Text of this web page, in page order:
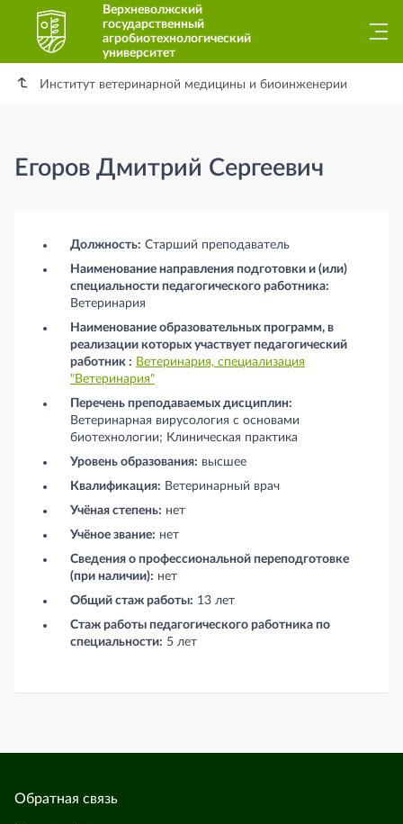
Верхневолжский
государственный
агробиотехнологический
университет
Институт ветеринарной медицины и биоинженерии
Егоров Дмитрий Сергеевич
Егоров Дмитрий Сергеевич
Должность: Старший преподаватель
Наименование направления подготовки и (или)
специальности педагогического работника:
Ветеринария
Наименование образовательных программ, в
реализации которых участвует педагогический
работник : Ветеринария, специализация
"Ветеринария"
Перечень преподаваемых дисциплин:
Ветеринарная вирусология с основами
биотехнологии; Клиническая практика
Уровень образования: высшее
Квалификация: Ветеринарный врач
Учёная степень: нет
Учёное звание: нет
Сведения о профессиональной переподготовке
(при наличии): нет
Общий стаж работы: 13 лет
Стаж работы педагогического работника по
специальности: 5 лет
Обратная связь